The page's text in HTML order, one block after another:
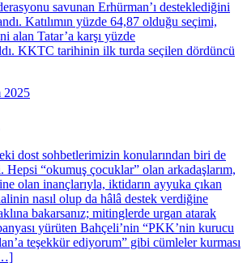
savunan Erhürman’ı desteklediğini
Katılımın yüzde 64,87 olduğu seçimi,
alan Tatar’a karşı yüzde
KKTC tarihinin ilk turda seçilen dördüncü
2025
dost sohbetlerimizin konularından biri de
“okumuş çocuklar” olan arkadaşlarım,
olan inançlarıyla, iktidarın ayyuka çıkan
nasıl olup da hâlâ destek verdiğine
bakarsanız; mitinglerde urgan atarak
yürüten Bahçeli’nin “PKK’nin kurucu
teşekkür ediyorum” gibi cümleler kurması